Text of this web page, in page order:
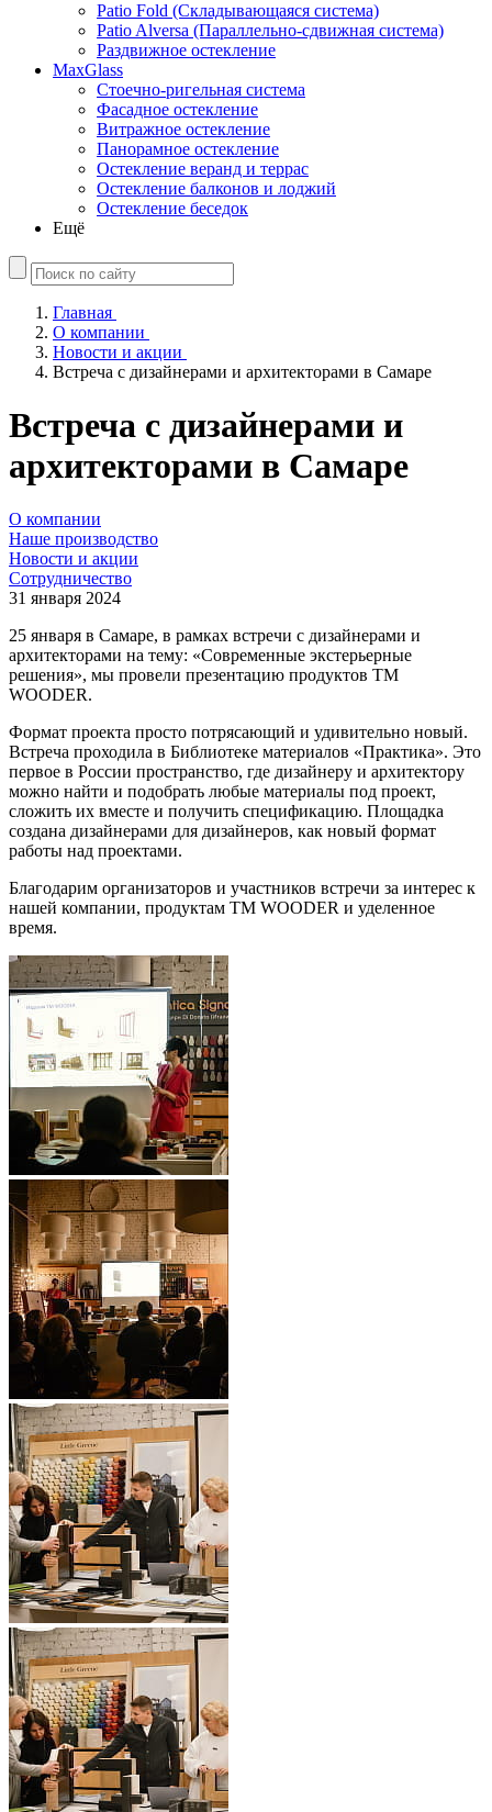
Patio Fold (Складывающаяся система)
Patio Alversa (Параллельно-сдвижная система)
Раздвижное остекление
MaxGlass
Стоечно-ригельная система
Фасадное остекление
Витражное остекление
Панорамное остекление
Остекление веранд и террас
Остекление балконов и лоджий
Остекление беседок
Ещё
Главная
О компании
Новости и акции
Встреча с дизайнерами и архитекторами в Самаре
Встреча с дизайнерами и
архитекторами в Самаре
О компании
Наше производство
Новости и акции
Сотрудничество
31 января 2024
25 января в Самаре, в рамках встречи с дизайнерами и
архитекторами на тему: «Современные экстерьерные
решения», мы провели презентацию продуктов ТМ
WOODER.
Формат проекта просто потрясающий и удивительно новый.
Встреча проходила в Библиотеке материалов «Практика». Это
первое в России пространство, где дизайнеру и архитектору
можно найти и подобрать любые материалы под проект,
сложить их вместе и получить спецификацию. Площадка
создана дизайнерами для дизайнеров, как новый формат
работы над проектами.
Благодарим организаторов и участников встречи за интерес к
нашей компании, продуктам ТМ WOODER и уделенное
время.